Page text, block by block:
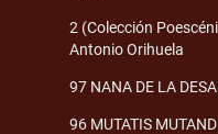
2 (Colección
Antonio Orihuela
97 NANA DE LA
96 MUTATIS